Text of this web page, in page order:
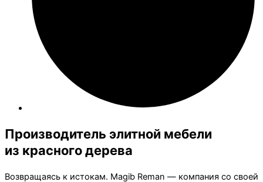
Производитель элитной мебели
из красного дерева
Возвращаясь к истокам. Magib Reman — компания со своей